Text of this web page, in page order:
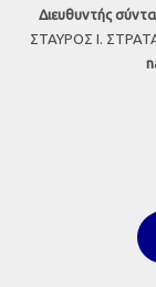
Διευθυντής
ΣΤΑΥΡΟΣ Ι.